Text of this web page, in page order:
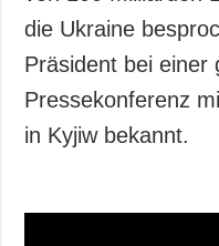
Video
die Ukraine
Präsident bei einer
Pressekonferenz
in Kyjiw bekannt.